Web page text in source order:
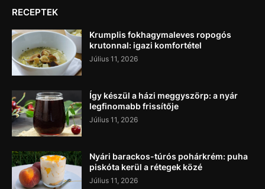
RECEPTEK
Krumplis fokhagymaleves ropogós
krutonnal: igazi komfortétel
Július 11, 2026
Így készül a házi meggyszörp: a nyár
legfinomabb frissítője
Július 11, 2026
Nyári barackos-túrós pohárkrém: puha
piskóta kerül a rétegek közé
Július 11, 2026